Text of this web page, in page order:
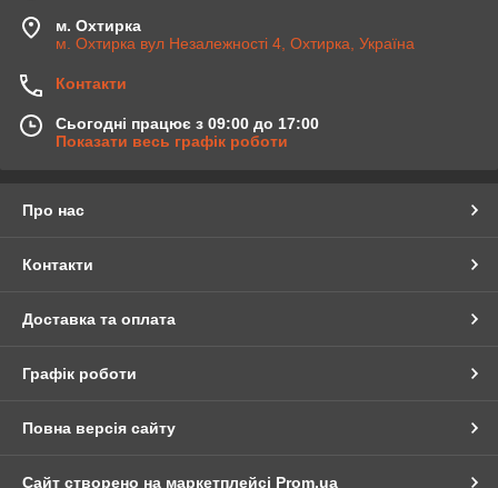
м. Охтирка
м. Охтирка вул Незалежності 4, Охтирка, Україна
Контакти
Сьогодні працює з 09:00 до 17:00
Показати весь графік роботи
Про нас
Контакти
Доставка та оплата
Графік роботи
Повна версія сайту
Сайт створено на маркетплейсі Prom.ua